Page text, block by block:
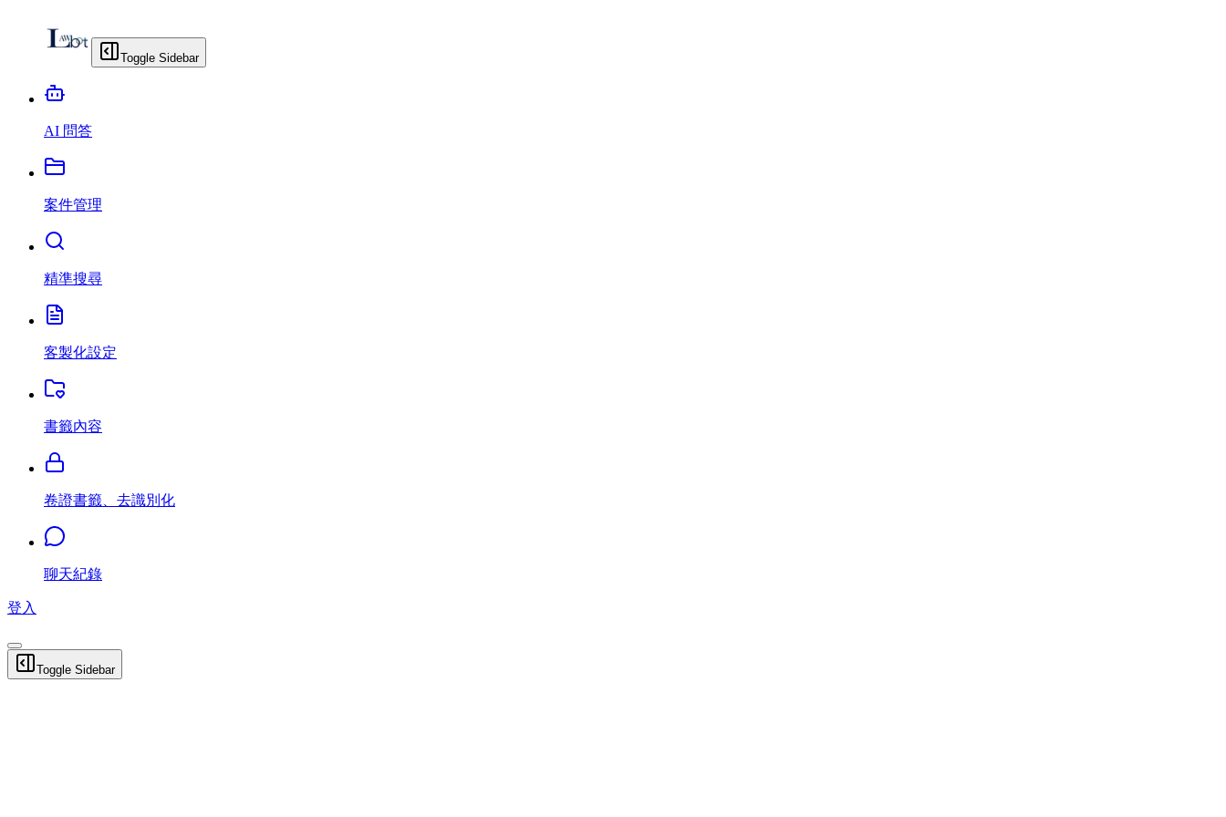
Toggle Sidebar
AI 問答
案件管理
精準搜尋
客製化設定
書籤內容
卷證書籤、去識別化
聊天紀錄
登入
Toggle Sidebar